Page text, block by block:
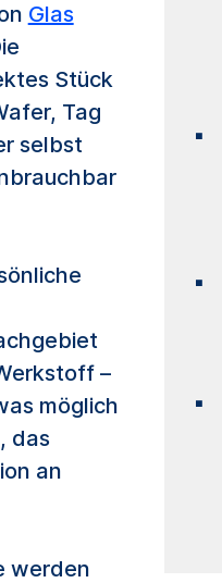
Glas
Stück
Tag
selbst
–
möglich
das
an
werden